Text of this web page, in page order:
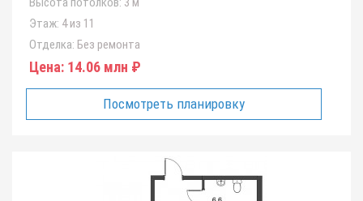
Этаж: 4 из 11
Отделка: Без ремонта
Цена: 14.06 млн ₽
Посмотреть планировку